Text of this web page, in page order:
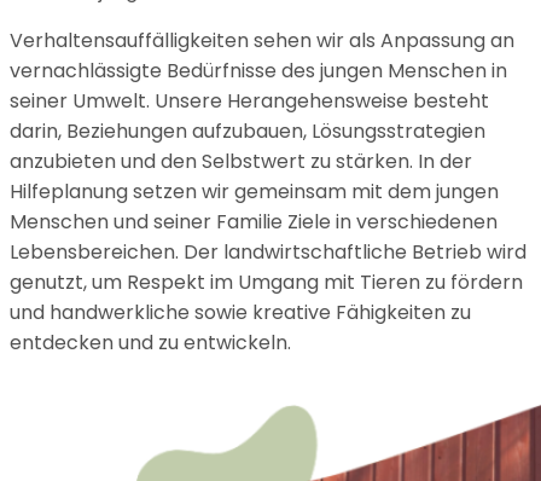
Verhaltensauffälligkeiten sehen wir als Anpassung an
vernachlässigte Bedürfnisse des jungen Menschen in
seiner Umwelt. Unsere Herangehensweise besteht
darin, Beziehungen aufzubauen, Lösungsstrategien
anzubieten und den Selbstwert zu stärken. In der
Hilfeplanung setzen wir gemeinsam mit dem jungen
Menschen und seiner Familie Ziele in verschiedenen
Lebensbereichen. Der landwirtschaftliche Betrieb wird
genutzt, um Respekt im Umgang mit Tieren zu fördern
und handwerkliche sowie kreative Fähigkeiten zu
entdecken und zu entwickeln.